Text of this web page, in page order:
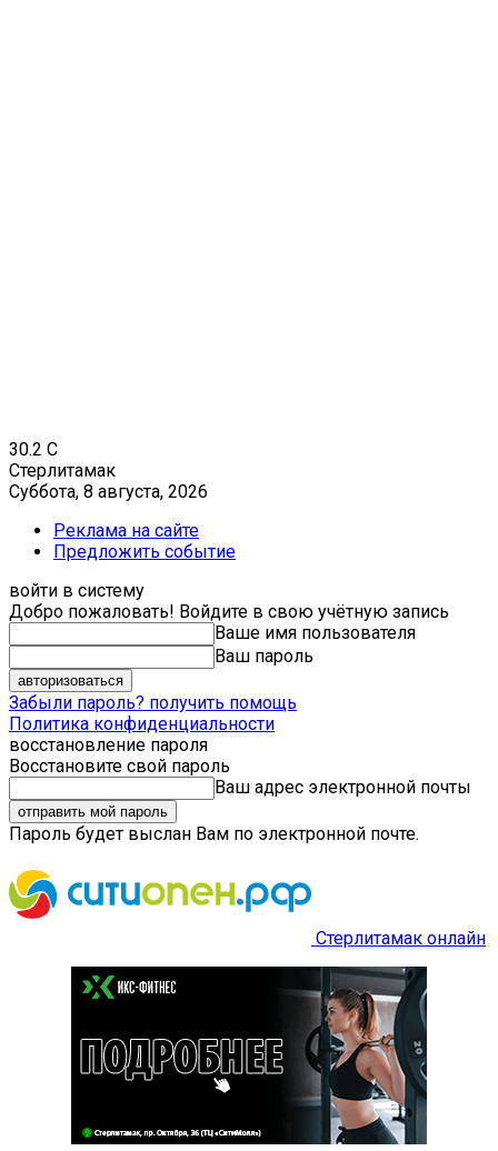
30.2 C
Стерлитамак
Суббота, 8 августа, 2026
Реклама на сайте
Предложить событие
войти в систему
Добро пожаловать! Войдите в свою учётную запись
Ваше имя пользователя
Ваш пароль
Забыли пароль? получить помощь
Политика конфиденциальности
восстановление пароля
Восстановите свой пароль
Ваш адрес электронной почты
Пароль будет выслан Вам по электронной почте.
Стерлитамак онлайн